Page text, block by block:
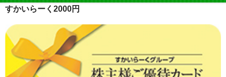
店舗案内・お問合せ
買取・買取査定
すかいらーく2000円